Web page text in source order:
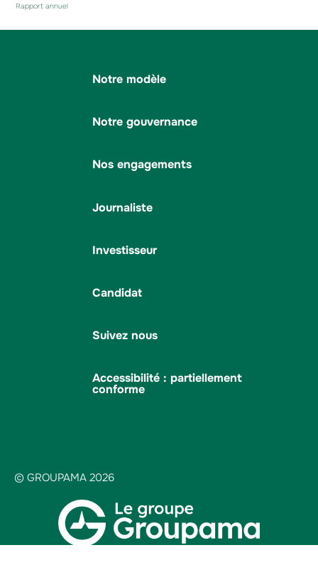
Rapport annuel
Notre modèle
Notre gouvernance
Nos engagements
Journaliste
Investisseur
Candidat
Suivez nous
Accessibilité : partiellement
conforme
© GROUPAMA 2026